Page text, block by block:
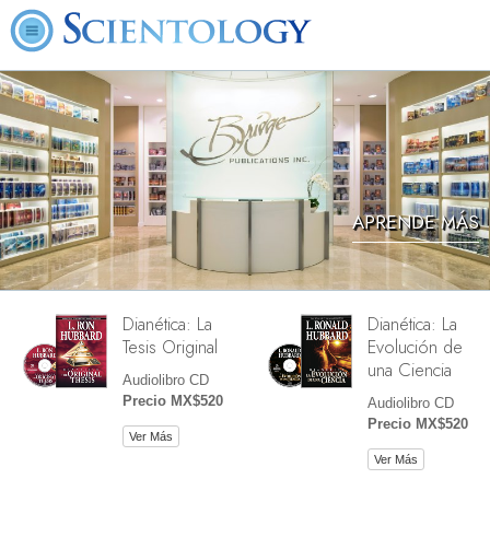
APRENDE MÁS
Dianética: La
Tesis Original
Audiolibro CD
Precio MX$520
Ver Más
Dianética: La
Evolución de
una Ciencia
Audiolibro CD
Precio MX$520
Ver Más